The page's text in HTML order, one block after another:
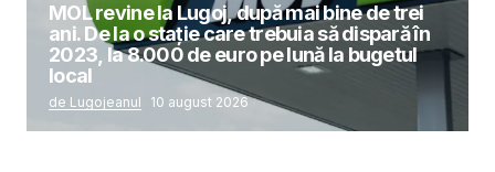
MOL revine la Lugoj, după mai bine de trei
ani. De la o stație care trebuia să dispară în
2023, la 8.000 de euro pe lună la bugetul
local
de Lugojeanul 10 august 2026